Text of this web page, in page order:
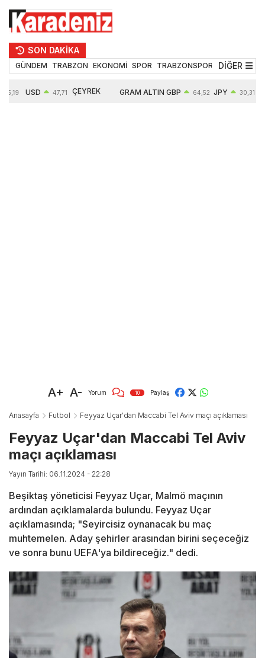
SON DAKİKA
GÜNDEM TRABZON EKONOMİ SPOR TRABZONSPOR TEKNOLOJİ
DİĞER
55,19 USD 47,71 ÇEYREK GRAM ALTIN GBP 64,52 JPY 30,31
A+ A- Yorum 10 Paylaş
Anasayfa Futbol Feyyaz Uçar'dan Maccabi Tel Aviv maçı açıklaması
Feyyaz Uçar'dan Maccabi Tel Aviv
maçı açıklaması
Yayın Tarihi: 06.11.2024 - 22:28
Beşiktaş yöneticisi Feyyaz Uçar, Malmö maçının
ardından açıklamalarda bulundu. Feyyaz Uçar
açıklamasında; "Seyircisiz oynanacak bu maç
muhtemelen. Aday şehirler arasından birini seçeceğiz
ve sonra bunu UEFA'ya bildireceğiz." dedi.